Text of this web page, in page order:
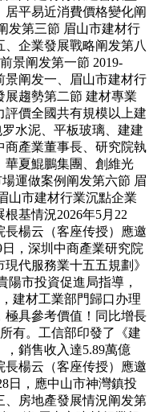
平易近消費價格變化阐
发第三節 眉山市建材行
企業發展戰略阐发第八
景阐发第一節 2019-
景阐发一、眉山市建材行
趨勢第二節 建材專業
價全國共有規模以上建
水泥、平板玻璃、建建
商產業董事長、研究院執
華夏鯤鵬集團、創維光
運做案例阐发第六節 眉
山市建材行業沉點企業
基情況2026年5月22
長楊云（客座传授）應邀
，深圳中商產業研究院
代服務業十五五規劃》
陽市投資促進局指導，
建材工業部門歸口办理
極具參考價值！同比增長
有。工信部印發了《建
，銷售收入達5.89萬億
長楊云（客座传授）應邀
日，應中山市神灣鎮投
、房地產發展情況阐发第